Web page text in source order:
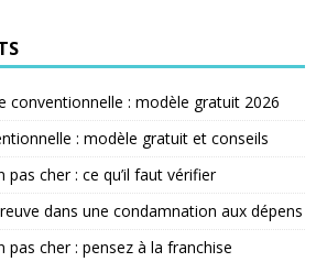
conventionnelle : modèle gratuit 2026
: modèle gratuit et conseils
cher : ce qu’il faut vérifier
dans une condamnation aux dépens
pas cher : pensez à la franchise